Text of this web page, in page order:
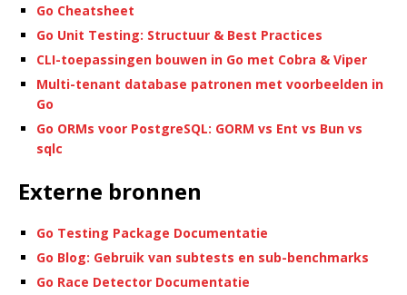
Go Cheatsheet
Go Unit Testing: Structuur & Best Practices
CLI-toepassingen bouwen in Go met Cobra & Viper
Multi-tenant database patronen met voorbeelden in
Go
Go ORMs voor PostgreSQL: GORM vs Ent vs Bun vs
sqlc
Externe bronnen
Go Testing Package Documentatie
Go Blog: Gebruik van subtests en sub-benchmarks
Go Race Detector Documentatie